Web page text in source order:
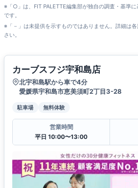
※「○」は、FIT PALETTE編集部が独自の調査・基準
です。
※「－」は未提供を示すものではありません。詳細は
さい。
カーブスフジ宇和島店
北宇和島駅から車で4分
愛媛県宇和島市恵美須町2丁目3-28
駐車場 無料体験
営業時間
平日 10:00〜13:00